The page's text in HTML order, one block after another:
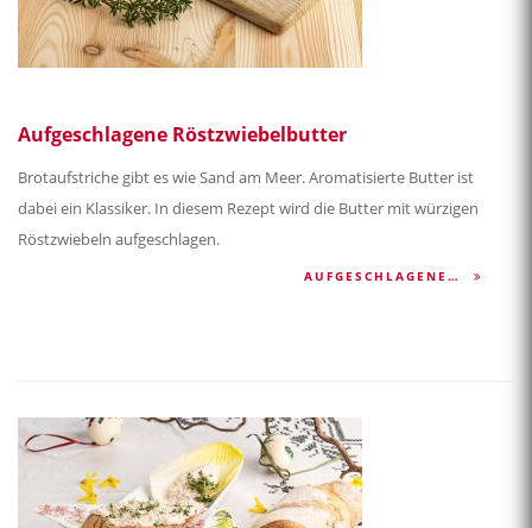
Aufgeschlagene Röstzwiebelbutter
Brotaufstriche gibt es wie Sand am Meer. Aromatisierte Butter ist
dabei ein Klassiker. In diesem Rezept wird die Butter mit würzigen
Röstzwiebeln aufgeschlagen.
AUFGESCHLAGENE…